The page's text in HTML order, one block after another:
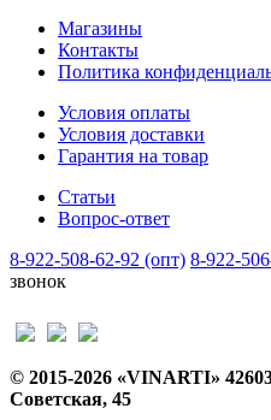
Магазины
Контакты
Политика
Условия оплаты
Условия доставки
Гарантия на товар
Статьи
Вопрос-ответ
8-922-508-62-92 (опт) 8-922-
звонок
© 2015-2026 «VINARTI»
Советская, 45